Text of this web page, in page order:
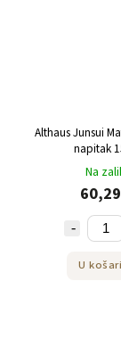
Althaus Junsui
napitak
Na
U